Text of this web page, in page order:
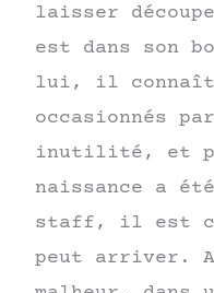
laisser
est dans son
lui, il connaît
occasionnés
inutilité, et
naissance a
staff, il est
peut arriver.